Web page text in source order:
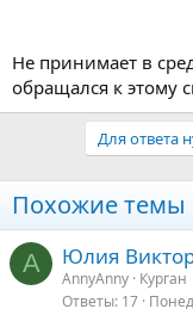
Не принимает в
обращался к этому
Для ответа
Похожие темы
A Юлия
AnnyAnny Курган
Ответы 17